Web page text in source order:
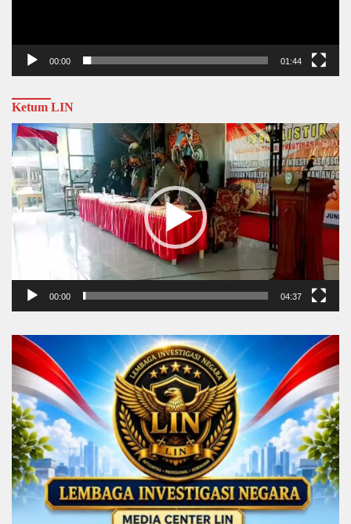
00:00 01:44
Ketum LIN
Video
Player
00:00 04:37